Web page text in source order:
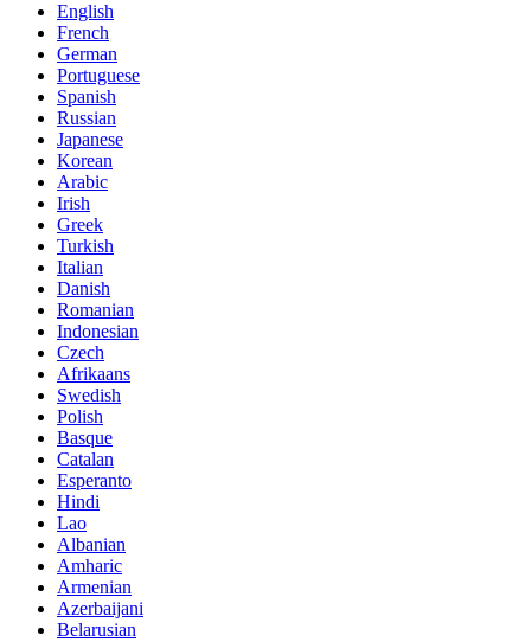
English
French
German
Portuguese
Spanish
Russian
Japanese
Korean
Arabic
Irish
Greek
Turkish
Italian
Danish
Romanian
Indonesian
Czech
Afrikaans
Swedish
Polish
Basque
Catalan
Esperanto
Hindi
Lao
Albanian
Amharic
Armenian
Azerbaijani
Belarusian